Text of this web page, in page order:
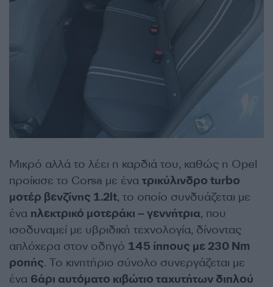
Μικρό αλλά το λέει η καρδιά του, καθώς η Opel
προίκισε το Corsa με ένα τρικύλινδρο turbo
μοτέρ βενζίνης 1.2lt, το οποίο συνδυάζεται με
ένα ηλεκτρικό μοτεράκι – γεννήτρια, που
ισοδυναμεί με υβριδική τεχνολογία, δίνοντας
απλόχερα στον οδηγό 145 ίππους με 230 Nm
ροπής. Το κινητήριο σύνολο συνεργάζεται με
ένα 6άρι αυτόματο κιβώτιο ταχυτήτων διπλού